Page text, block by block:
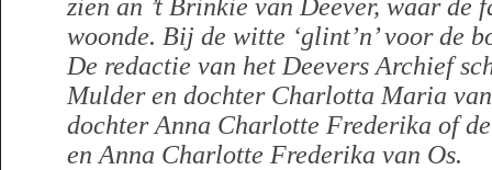
zien an ’t Brinkie van Deever, waar
woonde. Bij de witte ‘glint’n’ voor de
De redactie van het Deevers Archief
Mulder en dochter Charlotta Maria
dochter Anna Charlotte Frederika of
en Anna Charlotte Frederika van Os.